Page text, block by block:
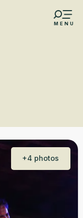
MENU
+4 photos